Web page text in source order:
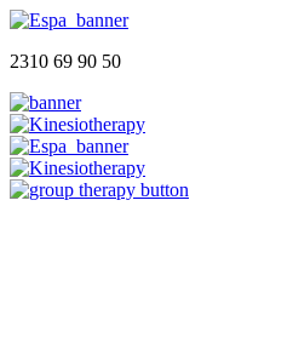
2310 69 90 50